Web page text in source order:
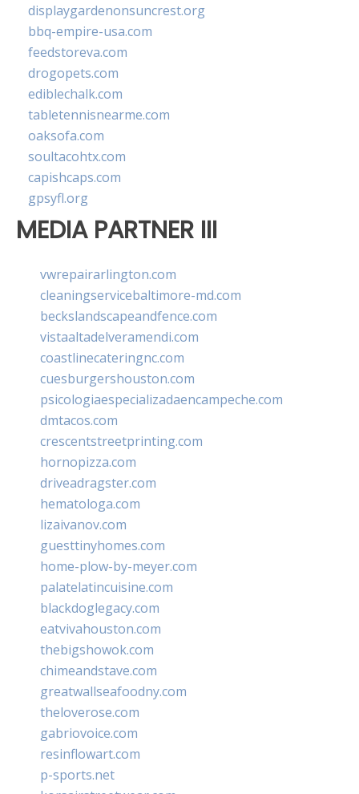
displaygardenonsuncrest.org
bbq-empire-usa.com
feedstoreva.com
drogopets.com
ediblechalk.com
tabletennisnearme.com
oaksofa.com
soultacohtx.com
capishcaps.com
gpsyfl.org
MEDIA PARTNER III
vwrepairarlington.com
cleaningservicebaltimore-md.com
beckslandscapeandfence.com
vistaaltadelveramendi.com
coastlinecateringnc.com
cuesburgershouston.com
psicologiaespecializadaencampeche.com
dmtacos.com
crescentstreetprinting.com
hornopizza.com
driveadragster.com
hematologa.com
lizaivanov.com
guesttinyhomes.com
home-plow-by-meyer.com
palatelatincuisine.com
blackdoglegacy.com
eatvivahouston.com
thebigshowok.com
chimeandstave.com
greatwallseafoodny.com
theloverose.com
gabriovoice.com
resinflowart.com
p-sports.net